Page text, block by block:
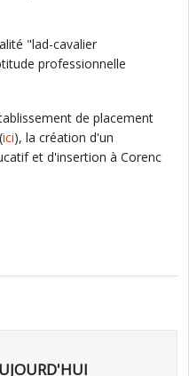
"lad-cavalier
professionnelle
de placement
ici), la création d'un
et d'insertion à Corenc